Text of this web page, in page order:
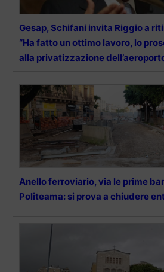
Gesap, Schifani invita Riggio a
“Ha fatto un ottimo lavoro, lo
alla privatizzazione
Anello ferroviario, via le prime
Politeama: si prova a chiudere